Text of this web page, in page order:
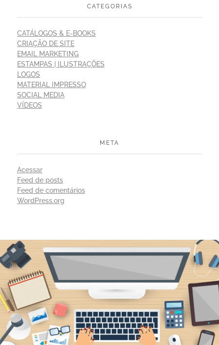
CATEGORIAS
CATÁLOGOS & E-BOOKS
CRIAÇÃO DE SITE
EMAIL MARKETING
ESTAMPAS | ILUSTRAÇÕES
LOGOS
MATERIAL IMPRESSO
SOCIAL MEDIA
VÍDEOS
META
Acessar
Feed de posts
Feed de comentários
WordPress.org